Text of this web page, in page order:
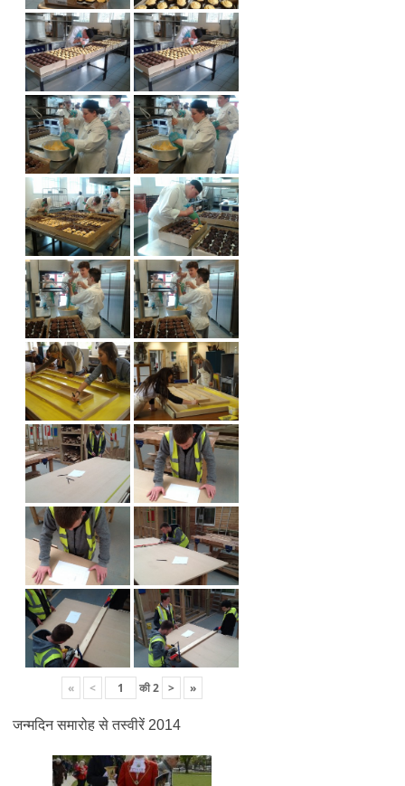
« < की2 > »
जन्मदिन समारोह से तस्वीरें 2014